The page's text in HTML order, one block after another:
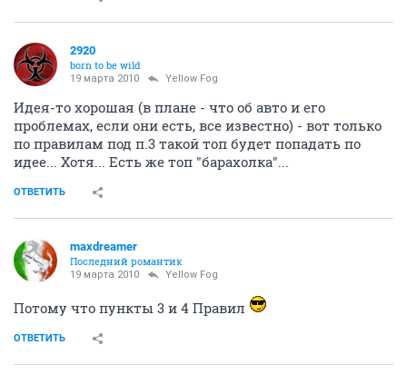
2920
born to be wild
19 марта 2010 Yellow Fog
Идея-то хорошая (в плане - что об авто и его
проблемах, если они есть, все известно) - вот только
по правилам под п.3 такой топ будет попадать по
идее... Хотя... Есть же топ "барахолка"...
ОТВЕТИТЬ
maxdreamer
Последний романтик
19 марта 2010 Yellow Fog
Потому что пункты 3 и 4 Правил
ОТВЕТИТЬ